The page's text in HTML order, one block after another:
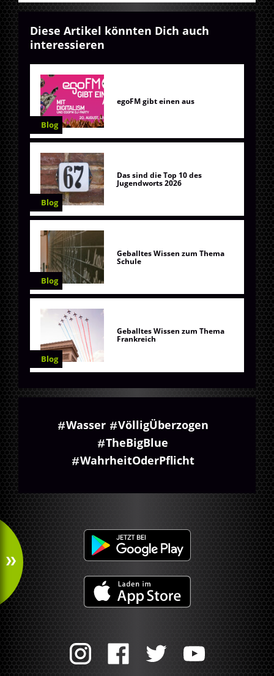
Diese Artikel könnten Dich auch
interessieren
Blog
egoFM gibt einen aus
Blog
Das sind die Top 10 des
Jugendworts 2026
Blog
Geballtes Wissen zum Thema
Schule
Blog
Geballtes Wissen zum Thema
Frankreich
Wasser
VölligÜberzogen
TheBigBlue
WahrheitOderPflicht